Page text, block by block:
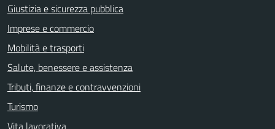
Giustizia e sicurezza pubblica
Imprese e commercio
Mobilità e trasporti
Salute, benessere e assistenza
Tributi, finanze e contravvenzioni
Turismo
Vita lavorativa